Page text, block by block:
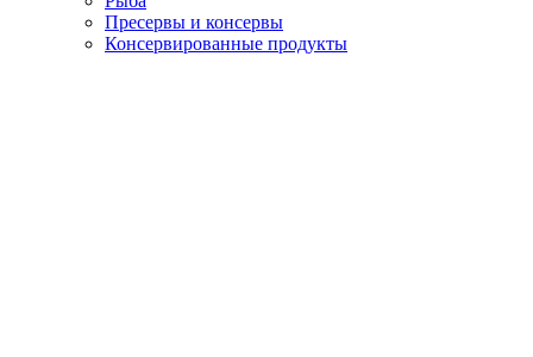
Пресервы и консервы
Консервированные продукты